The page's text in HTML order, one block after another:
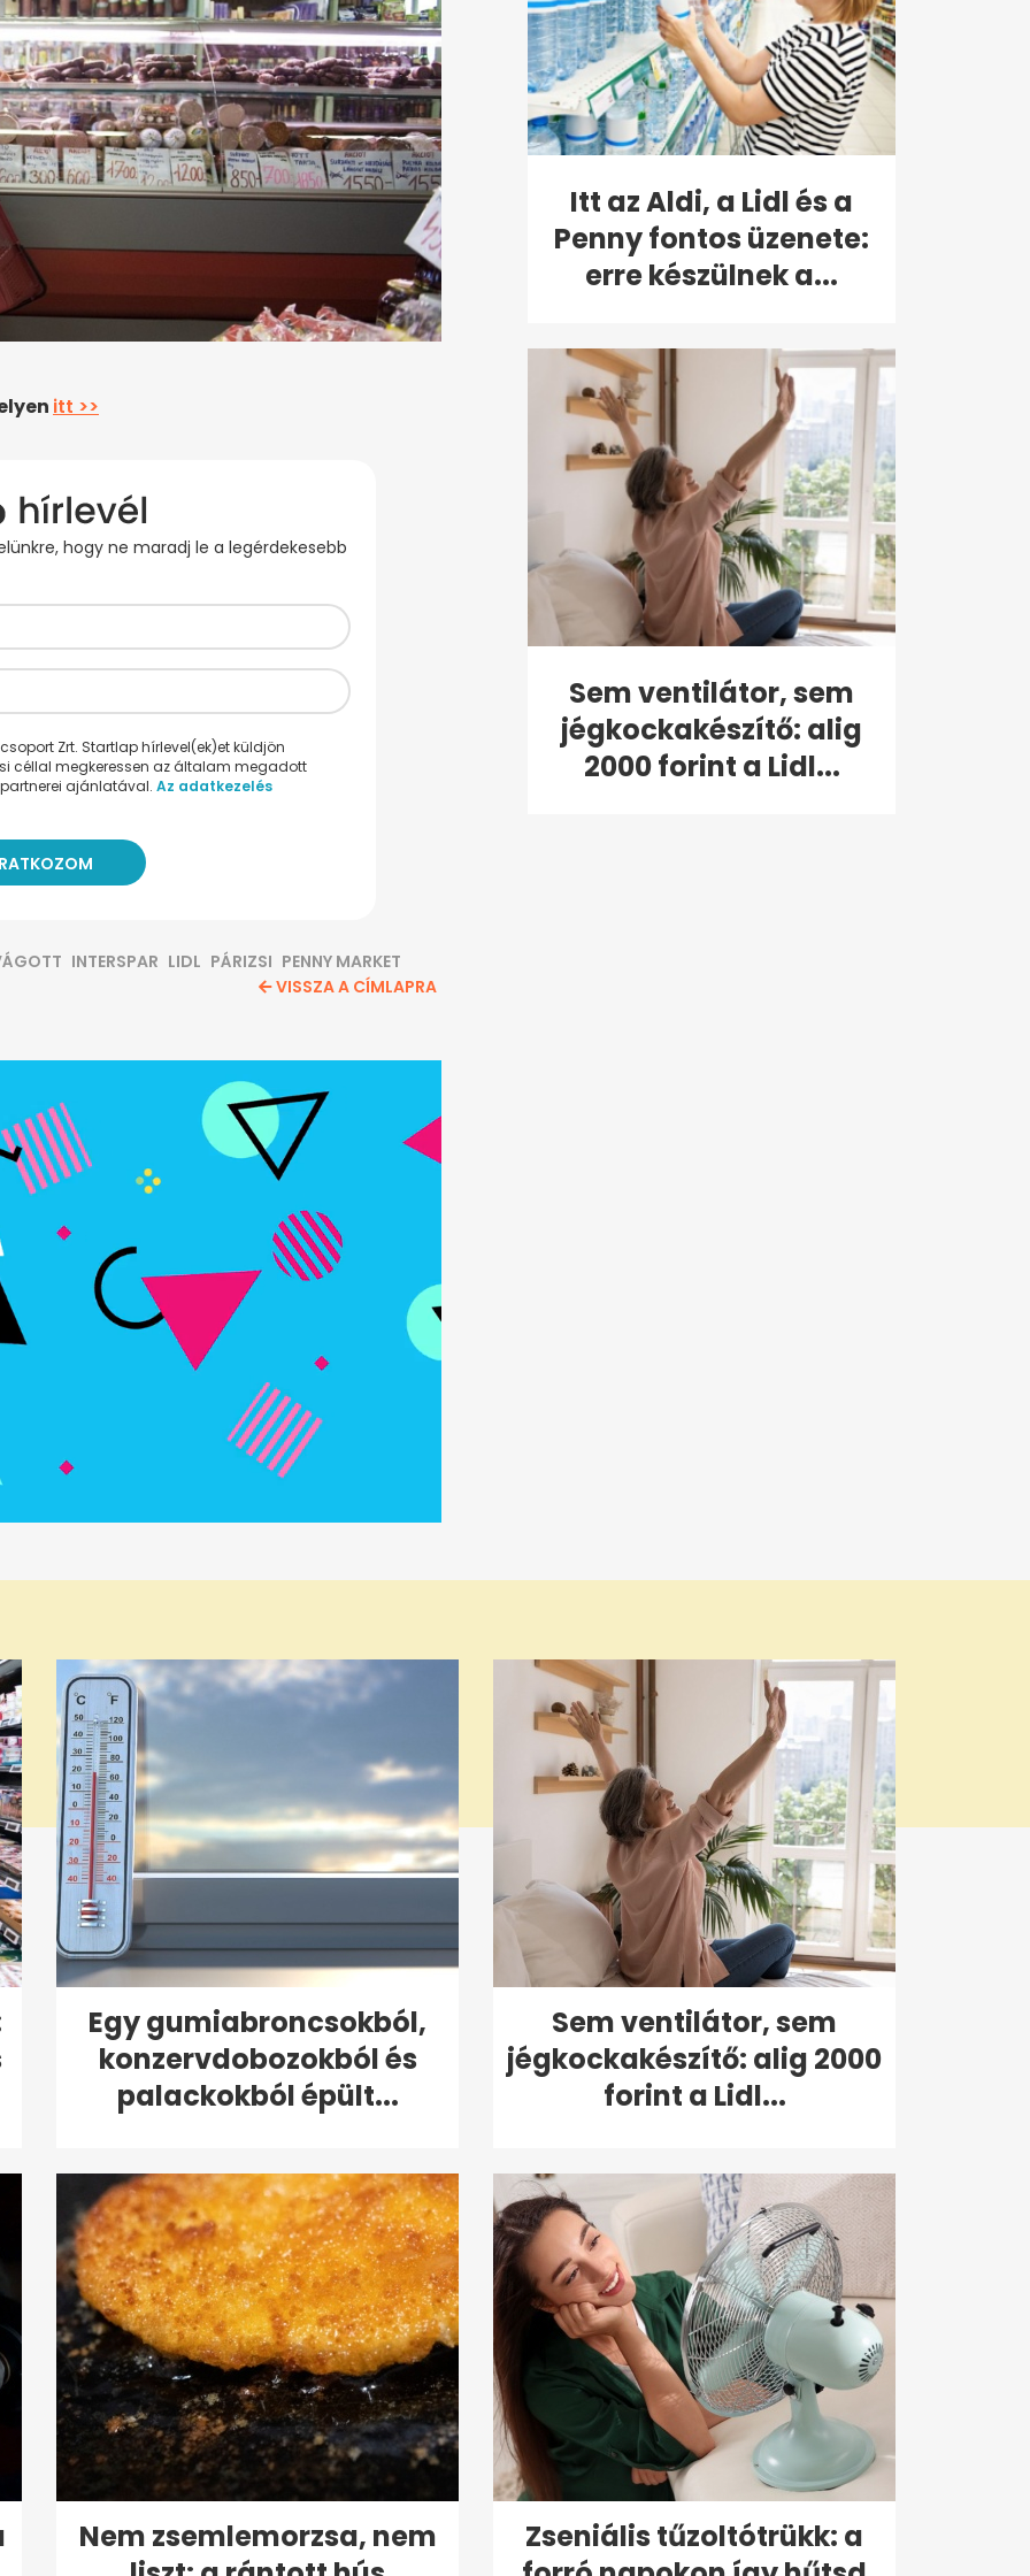
itt >>
hogy ne maradj le a legérdekesebb
Zrt. Startlap hírlevel(ek)et küldjön
céllal megkeressen az általam megadott
ajánlatával. Az adatkezelés
INTERSPAR LIDL PÁRIZSI PENNY MARKET
VISSZA A CÍMLAPRA
Itt az Aldi, a Lidl és a
Penny fontos üzenete:
erre készülnek a...
Sem ventilátor, sem
jégkockakészítő: alig
2000 forint a Lidl...
Egy gumiabroncsokból,
konzervdobozokból és
palackokból épült...
Sem ventilátor, sem
jégkockakészítő: alig 2000
forint a Lidl...
Nem zsemlemorzsa, nem
Zseniális tűzoltótrükk: a